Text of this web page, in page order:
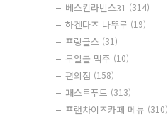
베스킨라빈스31 (314)
하겐다즈 나뚜루 (19)
프링글스 (31)
무알콜 맥주 (10)
편의점 (158)
패스트푸드 (313)
프랜차이즈카페 메뉴 (310)